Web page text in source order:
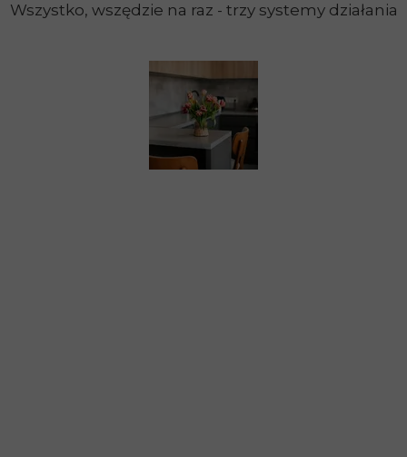
Wszystko, wszędzie na raz - trzy systemy działania